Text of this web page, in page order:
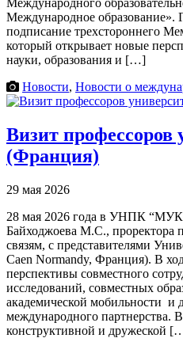
Международного
Международное образование».
подписание трехстороннего
который открывает новые
науки, образования и […]
Новости, Новости о
Визит профессоров
(Франция)
29 мая 2026
28 мая 2026 года в УНПК
Байходжоева М.С., проректора
связям, с представителями
Caen Normandy, Франция). В
перспективы совместного
исследований, совместных
академической мобильности и
международного партнерства.
конструктивной и дружеской